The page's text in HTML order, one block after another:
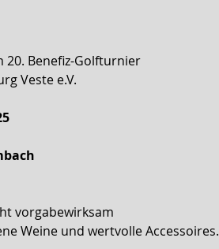
20. Benefiz-Golfturnier
Veste e.V.
vorgabewirksam
Weine und wertvolle Accessoires.